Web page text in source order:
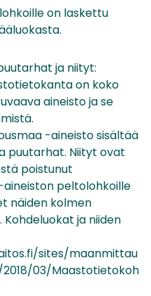
on laskettu
ja niityt:
on koko
aineisto ja se
-aineisto sisältää
puutarhat. Niityt ovat
poistunut
peltolohkoille
näiden kolmen
ja niiden
sites/maanmittau
03/Maastotietokoh